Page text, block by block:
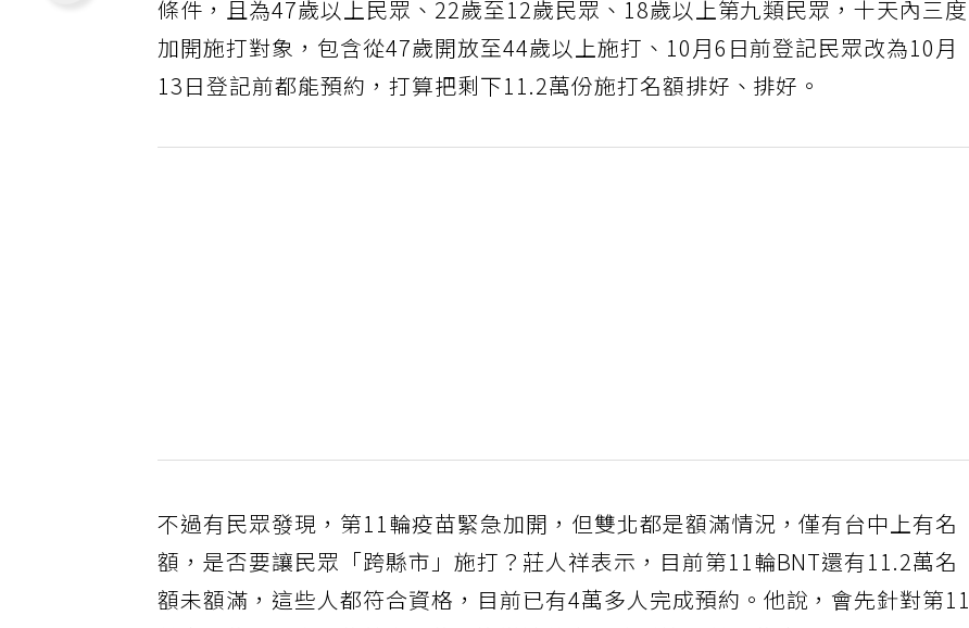
條件，且為47歲以上民眾、22歲至12歲民眾、18歲以上第九類民眾，十天內三度
加開施打對象，包含從47歲開放至44歲以上施打、10月6日前登記民眾改為10月
13日登記前都能預約，打算把剩下11.2萬份施打名額排好、排好。
不過有民眾發現，第11輪疫苗緊急加開，但雙北都是額滿情況，僅有台中上有名
額，是否要讓民眾「跨縣市」施打？莊人祥表示，目前第11輪BNT還有11.2萬名
額未額滿，這些人都符合資格，目前已有4萬多人完成預約。他說，會先針對第11